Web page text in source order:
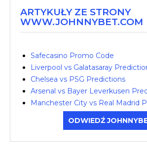
ARTYKUŁY ZE STRONY
WWW.JOHNNYBET.COM
Safecasino Promo Code
Liverpool vs Galatasaray
Chelsea vs PSG Predictions
Arsenal vs Bayer Leverkusen
Manchester City vs Real Madrid
ODWIEDŹ